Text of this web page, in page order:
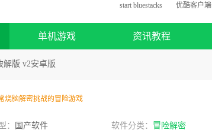
start bluestacks 优酷客户端
单机游戏 资讯教程
解版 v2安卓版
烧脑解密挑战的冒险游戏
： 国产软件 软件分类： 冒险解密